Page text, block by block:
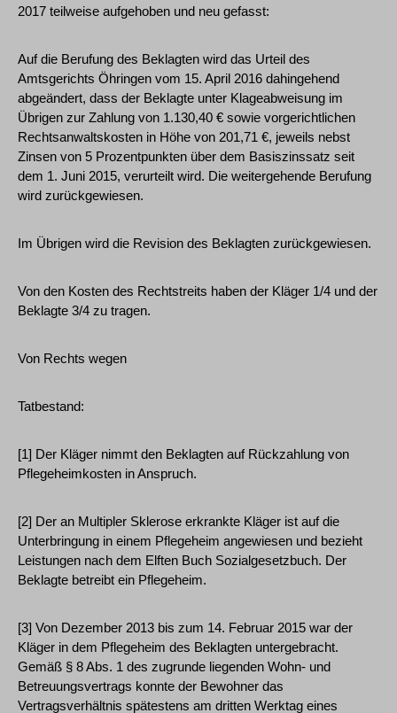
2017 teilweise aufgehoben und neu gefasst:
Auf die Berufung des Beklagten wird das Urteil des
Amtsgerichts Öhringen vom 15. April 2016 dahingehend
abgeändert, dass der Beklagte unter Klageabweisung im
Übrigen zur Zahlung von 1.130,40 € sowie vorgerichtlichen
Rechtsanwaltskosten in Höhe von 201,71 €, jeweils nebst
Zinsen von 5 Prozentpunkten über dem Basiszinssatz seit
dem 1. Juni 2015, verurteilt wird. Die weitergehende Berufung
wird zurückgewiesen.
Im Übrigen wird die Revision des Beklagten zurückgewiesen.
Von den Kosten des Rechtstreits haben der Kläger 1/4 und der
Beklagte 3/4 zu tragen.
Von Rechts wegen
Tatbestand:
[1] Der Kläger nimmt den Beklagten auf Rückzahlung von
Pflegeheimkosten in Anspruch.
[2] Der an Multipler Sklerose erkrankte Kläger ist auf die
Unterbringung in einem Pflegeheim angewiesen und bezieht
Leistungen nach dem Elften Buch Sozialgesetzbuch. Der
Beklagte betreibt ein Pflegeheim.
[3] Von Dezember 2013 bis zum 14. Februar 2015 war der
Kläger in dem Pflegeheim des Beklagten untergebracht.
Gemäß § 8 Abs. 1 des zugrunde liegenden Wohn- und
Betreuungsvertrags konnte der Bewohner das
Vertragsverhältnis spätestens am dritten Werktag eines